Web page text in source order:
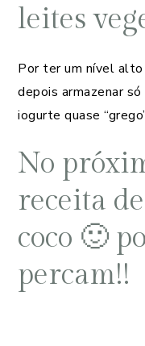
leites
Por ter um nível
depois armazenar
iogurte quase
No
receita
coco 🙂
percam!!